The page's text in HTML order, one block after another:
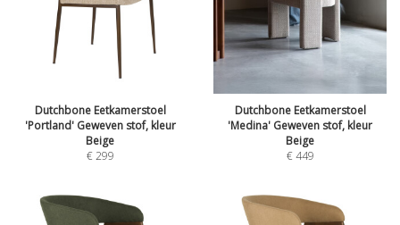
Dutchbone Eetkamerstoel
'Portland' Geweven stof, kleur
Beige
€299
Dutchbone Eetkamerstoel
'Medina' Geweven stof, kleur
Beige
€449